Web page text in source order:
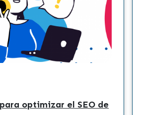
optimizar el SEO de